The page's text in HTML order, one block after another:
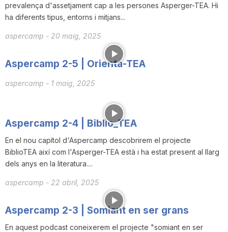
a
t
prevalença d'assetjament cap a les persones Asperger-TEA. Hi
ha diferents tipus, entorns i mitjans...
aspercamp - 20 maig, 2025
Aspercamp 2-5 | Orienta-TEA
aspercamp - 1 maig, 2025
Aspercamp 2-4 | Biblio_TEA
En el nou capítol d'Aspercamp descobrirem el projecte
BiblioTEA així com l'Asperger-TEA està i ha estat present al llarg
dels anys en la literatura....
aspercamp - 22 abril, 2025
Aspercamp 2-3 | Somiant en ser grans
En aquest podcast coneixerem el projecte "somiant en ser